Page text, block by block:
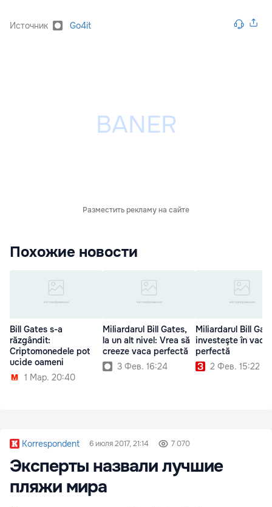
Источник Go4it
Разместить рекламу на сайте
Похожие новости
Bill Gates s-a
răzgândit:
Criptomonedele pot
ucide oameni
1 Мар. 20:40
Miliardarul Bill Gates,
la un alt nivel: Vrea să
creeze vaca perfectă
3 Фев. 16:24
Miliardarul Bill
investeşte în vaca
perfectă
2 Фев. 15:22
Korrespondent 6 июля 2017, 21:14 7 070
Эксперты назвали лучшие
пляжи мира